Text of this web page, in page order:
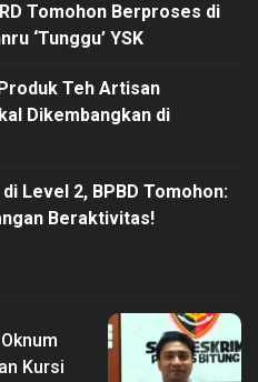
Tomohon Berproses di
‘Tunggu’ YSK
Teh Artisan
Dikembangkan di
Level 2, BPBD Tomohon:
Beraktivitas!
Kursi